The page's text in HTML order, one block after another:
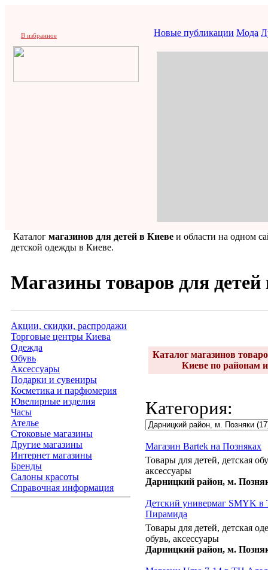
В избранное Новые публикации Мода
Каталог магазинов для детей в Киеве и области на одном
детской одежды в Киеве.
Магазины товаров для детей
Акции, скидки, распродажи
Торговые центры Киева
Одежда
Обувь
Аксессуары
Подарки и сувениры
Косметика и парфюмерия
Ювелирные изделия
Часы
Ателье
Стоковые магазины
Другие магазины
Интернет магазины
Бренды
Салоны красоты
Справочная информация
Каталог магазинов
Киеве по районам
Категория:
Магазин Bartek на Позняках
Товары для детей, детская
аксессуары
Дарницкий район, м.
Детский универмаг SMYK
Пирамида
Товары для детей, детская
обувь, аксессуары
Дарницкий район, м.